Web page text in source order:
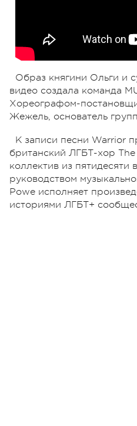
Образ княгини Ольги и
видео создала команда
Хореографом-
Жежель, основатель
К записи песни Warrior
британский ЛГБТ-хор
коллектив из пятидесяти
руководством
Powe исполняет
историями ЛГБТ+